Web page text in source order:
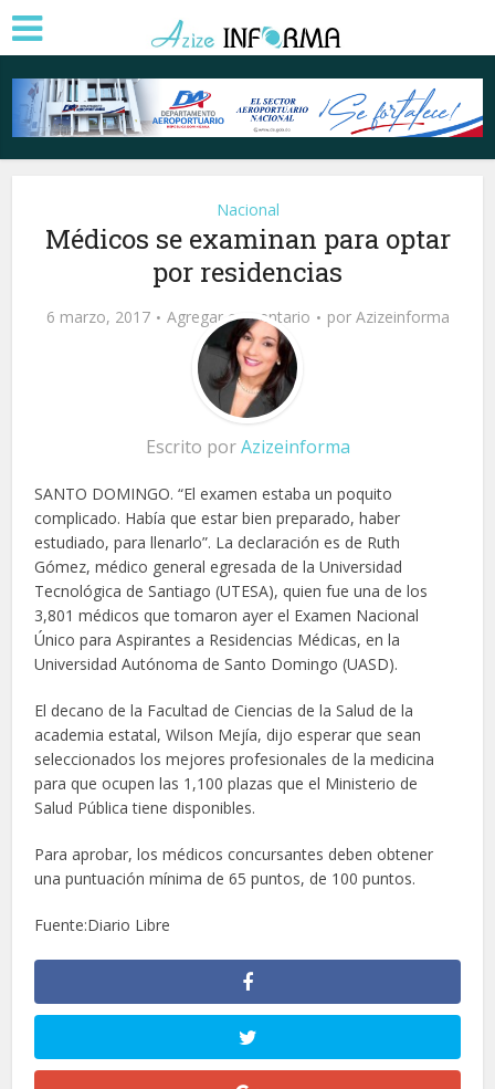
Nacional
Médicos se examinan para optar
por residencias
6 marzo, 2017 Agregar comentario por Azizeinforma
Escrito porAzizeinforma
SANTO DOMINGO. “El examen estaba un poquito
complicado. Había que estar bien preparado, haber
estudiado, para llenarlo”. La declaración es de Ruth
Gómez, médico general egresada de la Universidad
Tecnológica de Santiago (UTESA), quien fue una de los
3,801 médicos que tomaron ayer el Examen Nacional
Único para Aspirantes a Residencias Médicas, en la
Universidad Autónoma de Santo Domingo (UASD).
El decano de la Facultad de Ciencias de la Salud de la
academia estatal, Wilson Mejía, dijo esperar que sean
seleccionados los mejores profesionales de la medicina
para que ocupen las 1,100 plazas que el Ministerio de
Salud Pública tiene disponibles.
Para aprobar, los médicos concursantes deben obtener
una puntuación mínima de 65 puntos, de 100 puntos.
Fuente:Diario Libre